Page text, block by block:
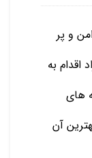
و پر
اقدام به
های
آن